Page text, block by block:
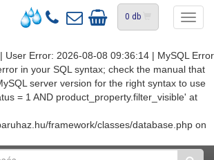
User Error: 2026-08-08 09:36:14 | MySQL Error
in your SQL syntax; check the manual that
server version for the right syntax to use
= 1 AND product_property.filter_visible' at
framework/classes/database.php on
0 db